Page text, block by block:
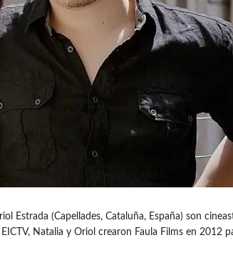
Estrada (Capellades, Cataluña, España) son
Natalia y Oriol crearon Faula Films en 2012